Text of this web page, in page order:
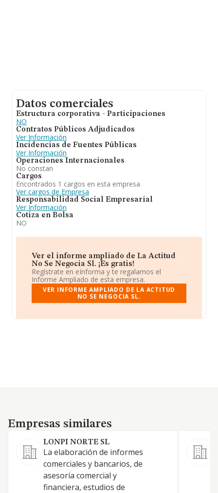
Datos comerciales
Estructura corporativa - Participaciones
NO
Contratos Públicos Adjudicados
Ver Información
Incidencias de Fuentes Públicas
Ver Información
Operaciones Internacionales
No constan
Cargos
Encontrados 1 cargos en esta empresa
Ver cargos de Empresa
Responsabilidad Social Empresarial
Ver Información
Cotiza en Bolsa
NO
Ver el informe ampliado de La Actitud
No Se Negocia Sl. ¡Es gratis!
Regístrate en eInforma y te regalamos el
Informe Ampliado de esta empresa.
VER INFORME AMPLIADO DE LA ACTITUD
NO SE NEGOCIA SL.
Empresas similares
Empresas similares
LONPI NORTE SL
La elaboración de informes
comerciales y bancarios, de
asesoría comercial y
financiera, estudios de